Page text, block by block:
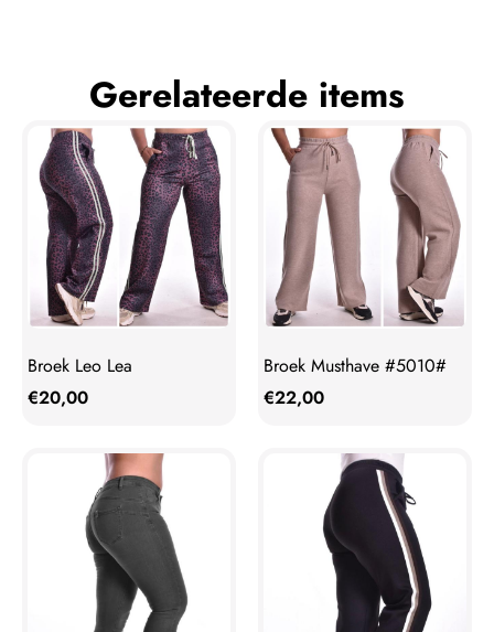
Gerelateerde items
Broek Leo Lea
€20,00
Broek Musthave #5010#
€22,00